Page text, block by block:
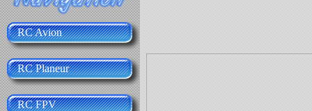
RC Avion
RC Planeur
RC FPV